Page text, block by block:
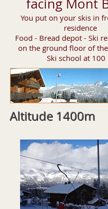
facing Mont
You put on your skis in
residence
Food - Bread depot - Ski
on the ground floor of
Ski school at 100
Altitude 1400m